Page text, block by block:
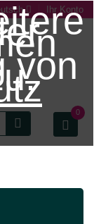
von
Ihr Konto
0